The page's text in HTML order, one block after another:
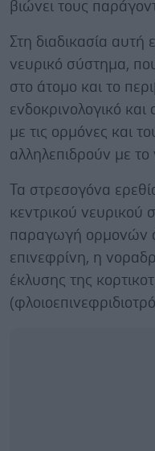
βιώνει τους
Στη διαδικασία αυτή
νευρικό σύστημα,
στο άτομο και το
ενδοκρινολογικό
με τις ορμόνες και
αλληλεπιδρούν με
Τα στρεσογόνα
κεντρικού νευρικού
παραγωγή ορμονών
επινεφρίνη, η
έκλυσης της